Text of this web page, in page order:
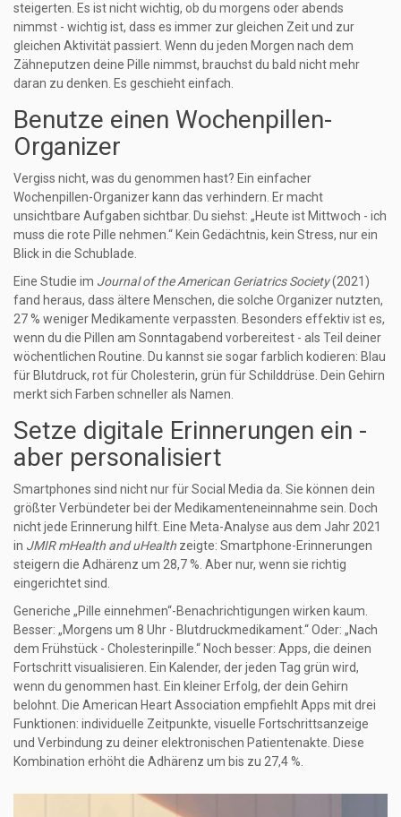
steigerten. Es ist nicht wichtig, ob du morgens oder abends
nimmst - wichtig ist, dass es immer zur gleichen Zeit und zur
gleichen Aktivität passiert. Wenn du jeden Morgen nach dem
Zähneputzen deine Pille nimmst, brauchst du bald nicht mehr
daran zu denken. Es geschieht einfach.
Benutze einen Wochenpillen-
Organizer
Vergiss nicht, was du genommen hast? Ein einfacher
Wochenpillen-Organizer kann das verhindern. Er macht
unsichtbare Aufgaben sichtbar. Du siehst: „Heute ist Mittwoch - ich
muss die rote Pille nehmen.“ Kein Gedächtnis, kein Stress, nur ein
Blick in die Schublade.
Eine Studie im Journal of the American Geriatrics Society(2021)
fand heraus, dass ältere Menschen, die solche Organizer nutzten,
27 % weniger Medikamente verpassten. Besonders effektiv ist es,
wenn du die Pillen am Sonntagabend vorbereitest - als Teil deiner
wöchentlichen Routine. Du kannst sie sogar farblich kodieren: Blau
für Blutdruck, rot für Cholesterin, grün für Schilddrüse. Dein Gehirn
merkt sich Farben schneller als Namen.
Setze digitale Erinnerungen ein -
aber personalisiert
Smartphones sind nicht nur für Social Media da. Sie können dein
größter Verbündeter bei der Medikamenteneinnahme sein. Doch
nicht jede Erinnerung hilft. Eine Meta-Analyse aus dem Jahr 2021
in JMIR mHealth and uHealth zeigte: Smartphone-Erinnerungen
steigern die Adhärenz um 28,7 %. Aber nur, wenn sie richtig
eingerichtet sind.
Generiche „Pille einnehmen“-Benachrichtigungen wirken kaum.
Besser: „Morgens um 8 Uhr - Blutdruckmedikament.“ Oder: „Nach
dem Frühstück - Cholesterinpille.“ Noch besser: Apps, die deinen
Fortschritt visualisieren. Ein Kalender, der jeden Tag grün wird,
wenn du genommen hast. Ein kleiner Erfolg, der dein Gehirn
belohnt. Die American Heart Association empfiehlt Apps mit drei
Funktionen: individuelle Zeitpunkte, visuelle Fortschrittsanzeige
und Verbindung zu deiner elektronischen Patientenakte. Diese
Kombination erhöht die Adhärenz um bis zu 27,4 %.